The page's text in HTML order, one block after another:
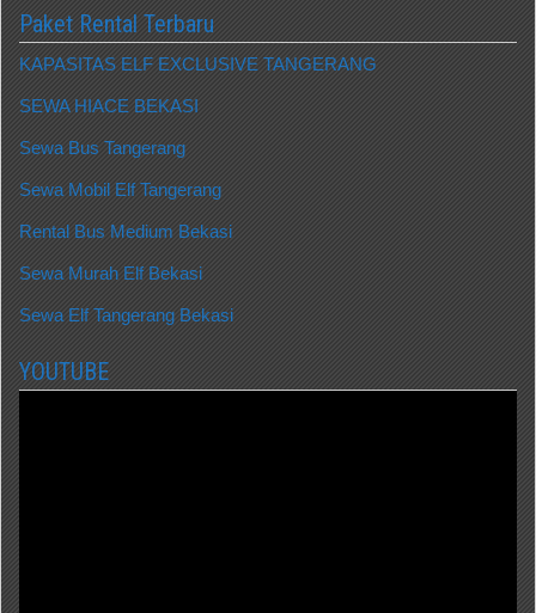
Paket Rental Terbaru
KAPASITAS ELF EXCLUSIVE TANGERANG
SEWA HIACE BEKASI
Sewa Bus Tangerang
Sewa Mobil Elf Tangerang
Rental Bus Medium Bekasi
Sewa Murah Elf Bekasi
Sewa Elf Tangerang Bekasi
YOUTUBE